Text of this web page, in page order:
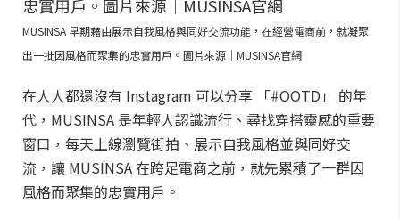
MUSINSA 早期藉由展示自我風格與同好交流功能，在經營電商前，就凝聚
出一批因風格而聚集的忠實用戶。圖片來源｜MUSINSA官網
在人人都還沒有 Instagram 可以分享 「#OOTD」 的年
代，MUSINSA 是年輕人認識流行、尋找穿搭靈感的重要
窗口，每天上線瀏覽街拍、展示自我風格並與同好交
流，讓 MUSINSA 在跨足電商之前，就先累積了一群因
風格而聚集的忠實用戶。